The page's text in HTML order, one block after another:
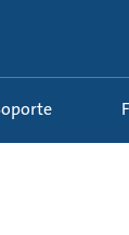
Soporte